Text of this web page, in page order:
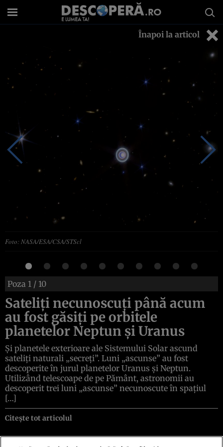
Înapoi la articol
Foto: NASA/ESA/CSA/STScl
Poza 1 / 10
Sateliți necunoscuți până acum
au fost găsiți pe orbitele
planetelor Neptun și Uranus
Și planetele exterioare ale Sistemului Solar ascund
sateliți naturali „secreți”. Luni „ascunse” au fost
descoperite în jurul planetelor Uranus și Neptun.
Utilizând telescoape de pe Pământ, astronomii au
descoperit trei luni „ascunse” necunoscute în spațiul
[…]
Citește tot articolul